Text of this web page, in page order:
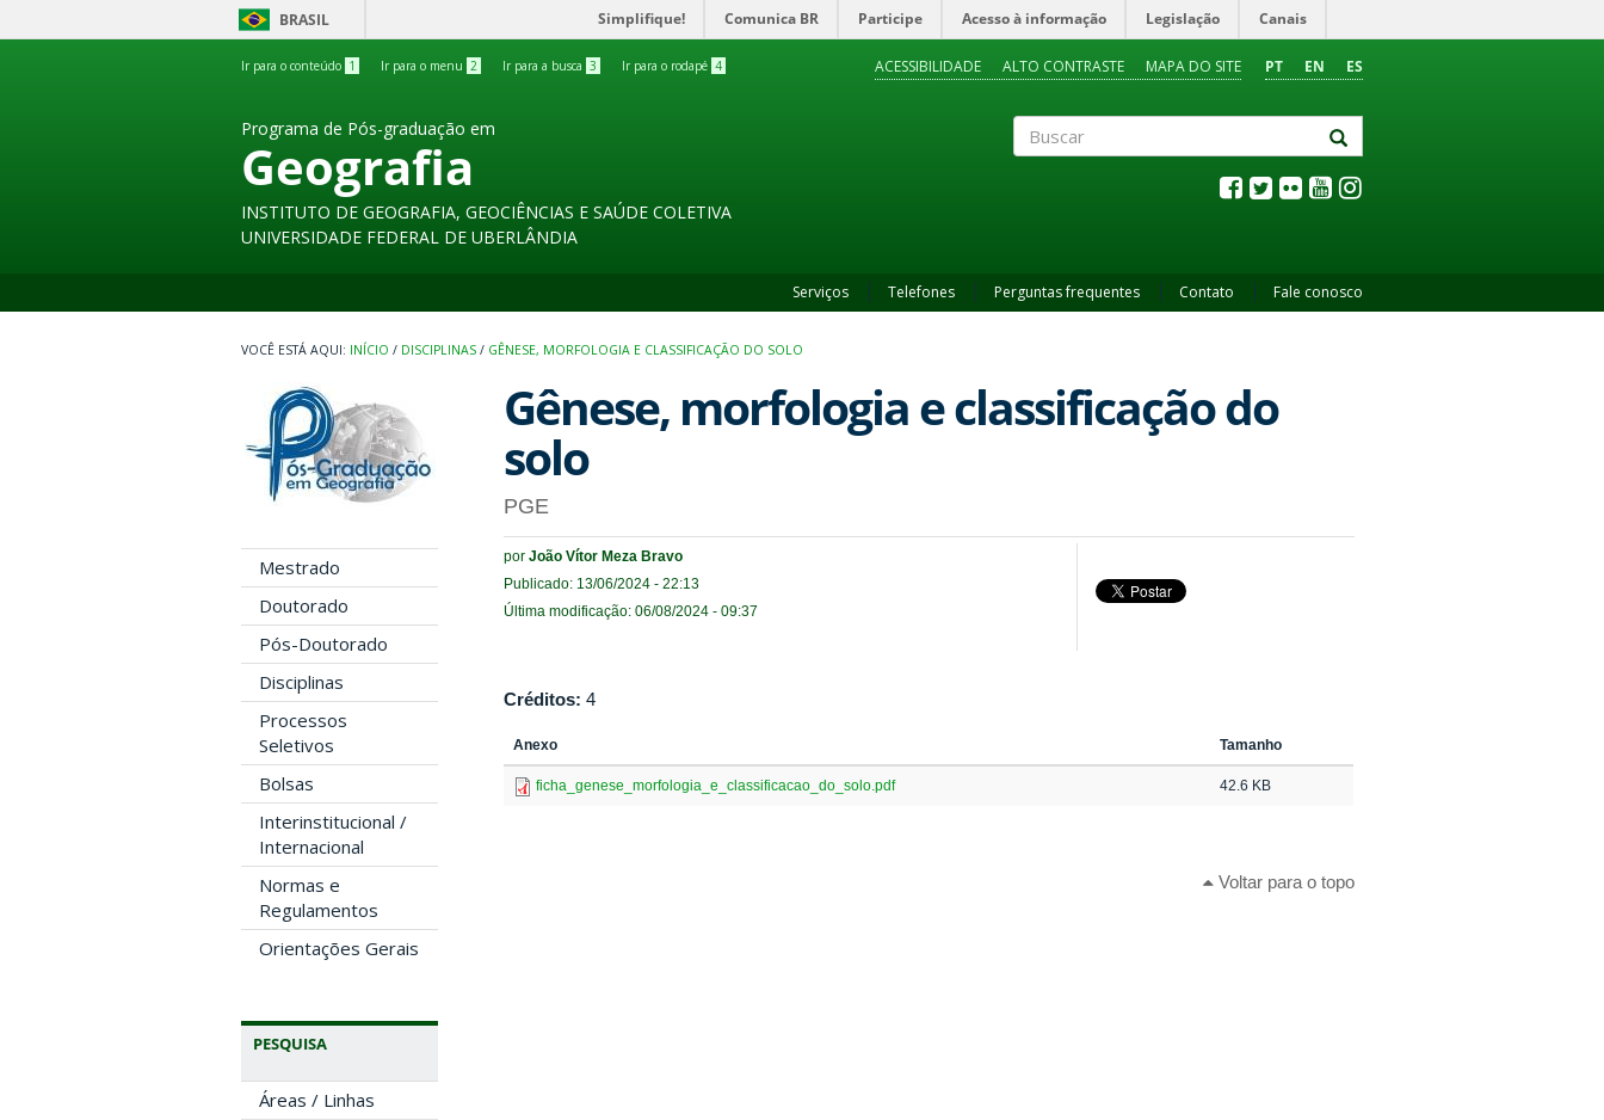
BRASIL Simplifique! Comunica BR Participe Acesso à informação Legislação Canais
Ir para o conteúdo 1 Ir para o menu 2 Ir para a busca 3 Ir para o rodapé 4 PT EN ES
ACESSIBILIDADE ALTO CONTRASTE MAPA DO SITE
Programa de Pós-graduação em
Geografia
INSTITUTO DE GEOGRAFIA, GEOCIÊNCIAS E SAÚDE COLETIVA
UNIVERSIDADE FEDERAL DE UBERLÂNDIA
Serviços Telefones Perguntas frequentes Contato Fale conosco
INÍCIO / DISCIPLINAS / GÊNESE, MORFOLOGIA E CLASSIFICAÇÃO DO SOLO
Mestrado
Doutorado
Pós-Doutorado
Disciplinas
Processos
Seletivos
Bolsas
Interinstitucional /
Internacional
Normas e
Regulamentos
Orientações Gerais
PESQUISA
Áreas / Linhas
Gênese, morfologia e classificação do
solo
PGE
por João Vítor Meza Bravo
Publicado: 13/06/2024 - 22:13
Última modificação: 06/08/2024 - 09:37
Créditos: 4
Anexo Tamanho
ficha_genese_morfologia_e_classificacao_do_solo.pdf 42.6 KB
Voltar para o topo